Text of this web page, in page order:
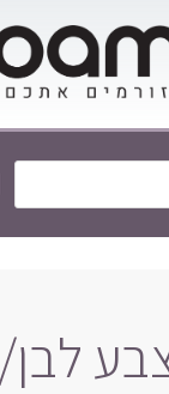
לבן/